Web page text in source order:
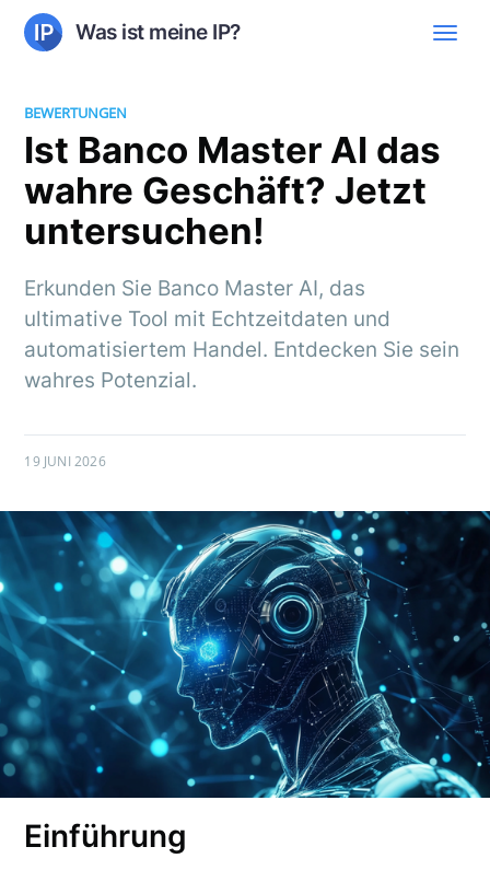
Was ist meine IP?
BEWERTUNGEN
Ist Banco Master AI das
wahre Geschäft? Jetzt
untersuchen!
Erkunden Sie Banco Master AI, das
ultimative Tool mit Echtzeitdaten und
automatisiertem Handel. Entdecken Sie sein
wahres Potenzial.
19 JUNI 2026
Einführung